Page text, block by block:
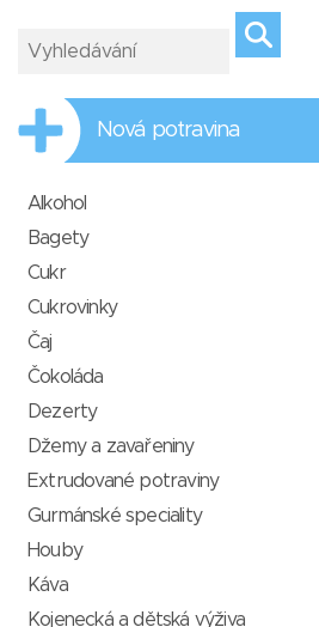
Nová potravina
Alkohol
Bagety
Cukr
Cukrovinky
Čaj
Čokoláda
Dezerty
Džemy a zavařeniny
Extrudované potraviny
Gurmánské speciality
Houby
Káva
Kojenecká a dětská výživa